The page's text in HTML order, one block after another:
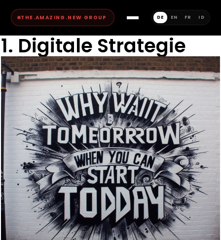
THE.AMAZING.NEW GROUP DE EN FR ID
1. Digitale Strategie